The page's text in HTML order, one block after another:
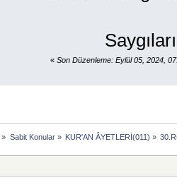
« Son Düzenleme: Eylül 05, 2024,
» Sabit Konular» KUR'AN ÂYETLERİ(011) »